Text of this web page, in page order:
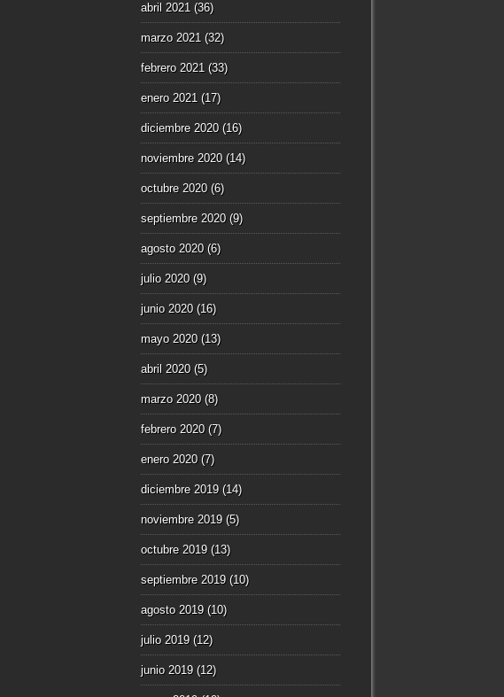
abril 2021 (36)
marzo 2021 (32)
febrero 2021 (33)
enero 2021 (17)
diciembre 2020(16)
noviembre 2020(14)
octubre 2020(6)
septiembre 2020(9)
agosto 2020(6)
julio 2020(9)
junio 2020(16)
mayo 2020(13)
abril 2020(5)
marzo 2020(8)
febrero 2020(7)
enero 2020(7)
diciembre 2019(14)
noviembre 2019(5)
octubre 2019(13)
septiembre 2019(10)
agosto 2019(10)
julio 2019(12)
junio 2019(12)